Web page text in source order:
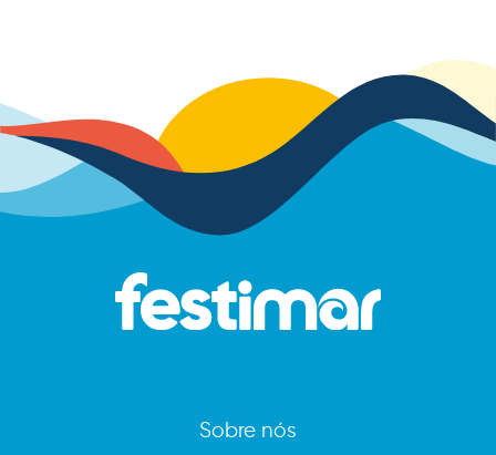
Sobre nós